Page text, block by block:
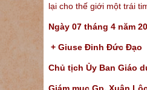
lại cho thế giới một trái
Ngày 07 tháng 4 năm
+ Giuse Đinh Đức Đạo
Chủ tịch Ủy Ban Giáo